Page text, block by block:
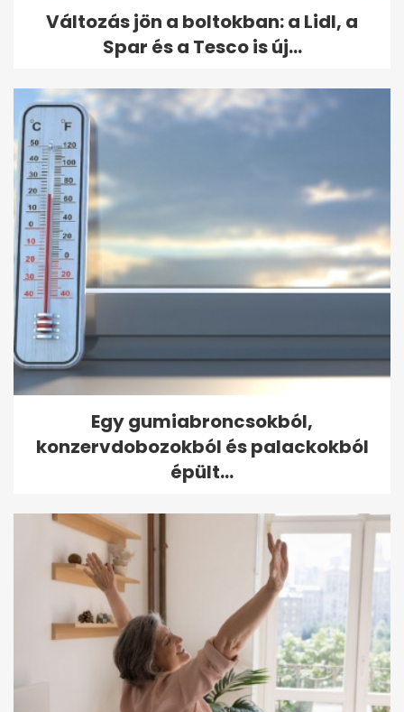
Változás jön a boltokban: a Lidl, a
Spar és a Tesco is új...
Egy gumiabroncsokból,
konzervdobozokból és palackokból
épült...